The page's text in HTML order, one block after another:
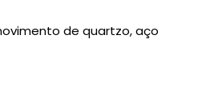
de quartzo, aço